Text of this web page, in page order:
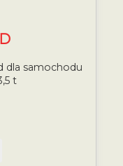
dla samochodu
t